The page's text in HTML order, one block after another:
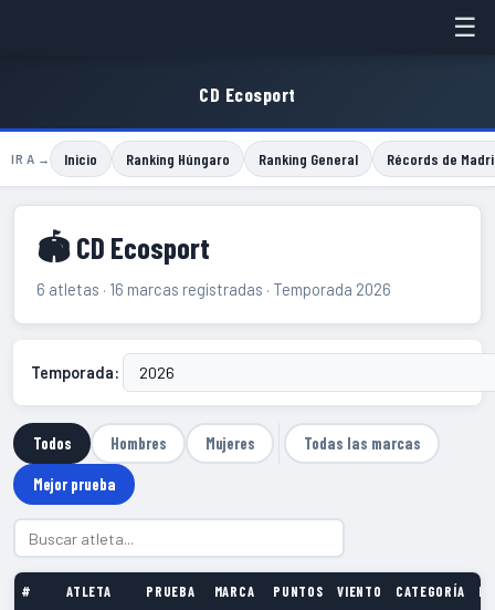
☰
CD Ecosport
IR A → Inicio Ranking Húngaro Ranking General Récords de
🏟 CD Ecosport
6 atletas · 16 marcas registradas · Temporada 2026
Temporada:
Todos Hombres Mujeres Todas las marcas
Mejor prueba
# ATLETA PRUEBA MARCA PUNTOS VIENTO CATEGORÍA